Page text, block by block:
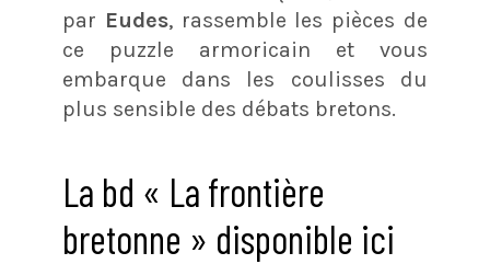
par Eudes, rassemble les pièces de
ce puzzle armoricain et vous
embarque dans les coulisses du
plus sensible des débats bretons.
La bd « La frontière
bretonne » disponible ici